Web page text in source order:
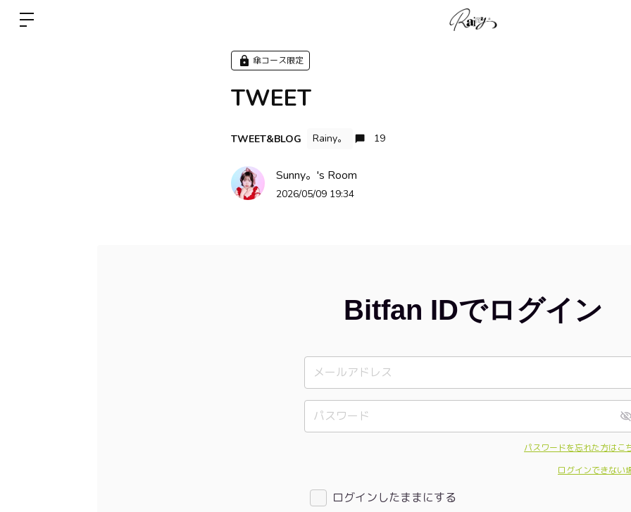
傘コース限定
TWEET
TWEET&BLOG Rainy。 19
Sunny。's Room
2026/05/09 19:34
Bitfan IDでログイン
パスワードを忘れた方はこ
ログインできない
ログインしたままにする